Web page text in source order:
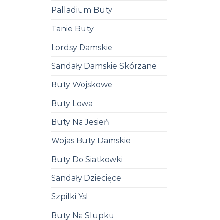
Palladium Buty
Tanie Buty
Lordsy Damskie
Sandały Damskie Skórzane
Buty Wojskowe
Buty Lowa
Buty Na Jesień
Wojas Buty Damskie
Buty Do Siatkowki
Sandały Dziecięce
Szpilki Ysl
Buty Na Slupku